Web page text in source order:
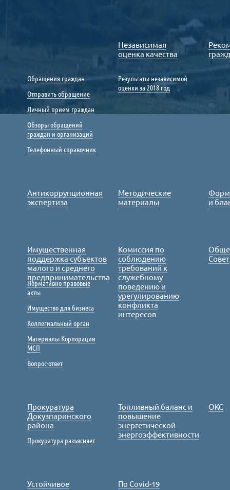
Обращения граждан
Отправить обращение
Личный прием граждан
Обзоры обращений
граждан и организаций
Телефонный справочник
Независимая
оценка качества
Результаты независимой
оценки за 2018 год
Антикоррупционная
экспертиза
Методические
материалы
и
Имущественная
поддержка субъектов
малого и среднего
предпринимательства
Нормативно правовые
акты
Имущество для бизнеса
Коллегиальный орган
Материалы Корпорации
МСП
Вопрос-ответ
Комиссия по
соблюдению
требований к
служебному
поведению и
урегулированию
конфликта
интересов
Совет
Прокуратура
Докузпаринского
района
Прокуратура разъясняет
Топливный баланс и
повышение
энергетической
энергоэффективности
ОКС
Устойчивое
По Covid-19